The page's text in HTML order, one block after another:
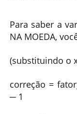
Para saber a
NA MOEDA,
(substituindo o
correção =
─ 1